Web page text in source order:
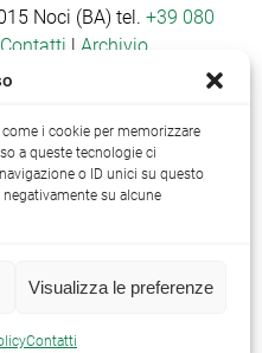
Noci (BA) tel.+39 080
Contatti | Archivio
i cookie per memorizzare
a queste tecnologie ci
o ID unici su questo
su alcune
Visualizza le preferenze
Contatti